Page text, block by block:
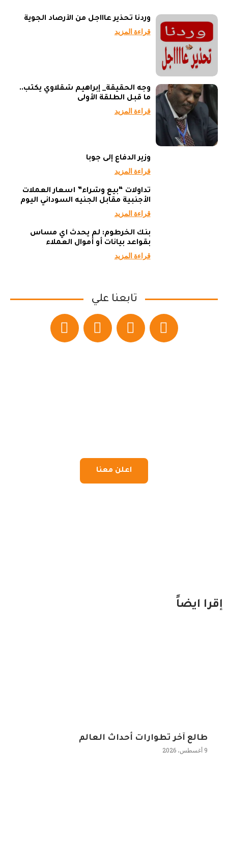
وردنا تحذير عاااجل من الأرصاد الجوية
قراءة المزيد
وجه الحقيقة_ إبراهيم شقلاوي يكتب..
ما قبل الطلقة الأولى
قراءة المزيد
وزير الدفاع إلى جوبا
قراءة المزيد
تداولات “بيع وشراء” أسعار العملات
الأجنبية مقابل الجنيه السوداني اليوم
قراءة المزيد
بنك الخرطوم: لم يحدث أي مساس
بقواعد بيانات أو أموال العملاء
قراءة المزيد
تابعنا علي
اعلن معنا
إقرا ايضاً
طالع آخر تطوارات أحداث العالم
9 أغسطس، 2026